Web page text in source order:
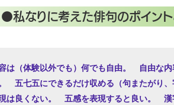
●私なりに考えた俳句のポイン
は（体験以外でも）何でも自由。 自由な
五七五にできるだけ収める（句またがり
は良くない。 五感を表現すると良い。 漢